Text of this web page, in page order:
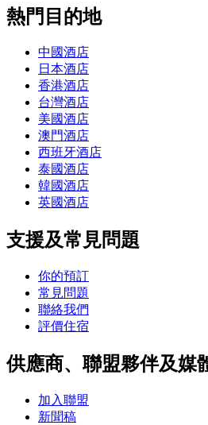
熱門目的地
中國酒店
日本酒店
香港酒店
台灣酒店
美國酒店
澳門酒店
西班牙酒店
泰國酒店
韓國酒店
英國酒店
支援及常見問題
你的預訂
常見問題
聯絡我們
評價住宿
供應商、聯盟夥伴及媒
加入聯盟
新聞稿